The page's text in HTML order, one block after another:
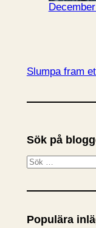
Slumpa fram
Sök på
S
k
Populära